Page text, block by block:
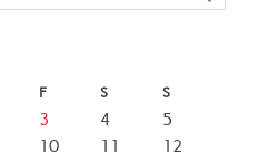
F S S
3 4
5
10 11
12